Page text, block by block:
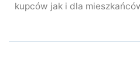
kupców jak i dla